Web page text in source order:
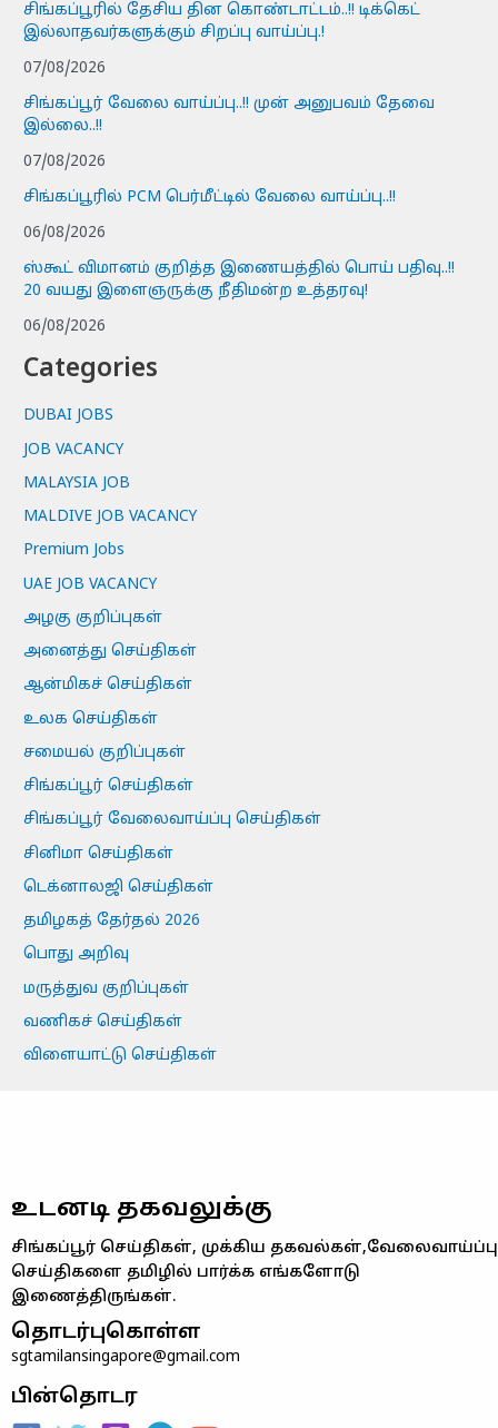
சிங்கப்பூரில் தேசிய தின கொண்டாட்டம்..!! டிக்கெட்
இல்லாதவர்களுக்கும் சிறப்பு வாய்ப்பு.!
07/08/2026
சிங்கப்பூர் வேலை வாய்ப்பு..!! முன் அனுபவம் தேவை
இல்லை..!!
07/08/2026
சிங்கப்பூரில் PCM பெர்மீட்டில் வேலை வாய்ப்பு..!!
06/08/2026
ஸ்கூட் விமானம் குறித்த இணையத்தில் பொய் பதிவு..!!
20 வயது இளைஞருக்கு நீதிமன்ற உத்தரவு!
06/08/2026
Categories
DUBAI JOBS
JOB VACANCY
MALAYSIA JOB
MALDIVE JOB VACANCY
Premium Jobs
UAE JOB VACANCY
அழகு குறிப்புகள்
அனைத்து செய்திகள்
ஆன்மிகச் செய்திகள்
உலக செய்திகள்
சமையல் குறிப்புகள்
சிங்கப்பூர் செய்திகள்
சிங்கப்பூர் வேலைவாய்ப்பு செய்திகள்
சினிமா செய்திகள்
டெக்னாலஜி செய்திகள்
தமிழகத் தேர்தல் 2026
பொது அறிவு
மருத்துவ குறிப்புகள்
வணிகச் செய்திகள்
விளையாட்டு செய்திகள்
உடனடி தகவலுக்கு
சிங்கப்பூர் செய்திகள், முக்கிய தகவல்கள்,வேலைவாய்ப்பு
செய்திகளை தமிழில் பார்க்க எங்களோடு
இணைத்திருங்கள்.
தொடர்புகொள்ள
sgtamilansingapore@gmail.com
பின்தொடர